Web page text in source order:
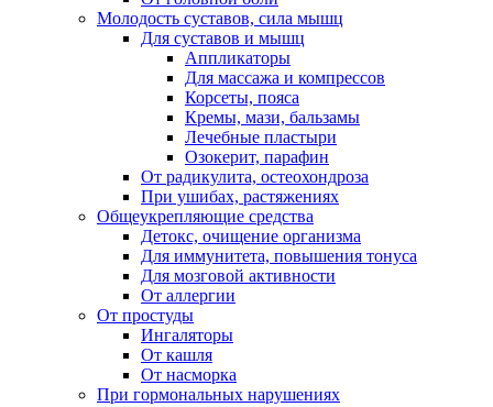
Молодость суставов, сила мышц
Для суставов и мышц
Аппликаторы
Для массажа и компрессов
Корсеты, пояса
Кремы, мази, бальзамы
Лечебные пластыри
Озокерит, парафин
От радикулита, остеохондроза
При ушибах, растяжениях
Общеукрепляющие средства
Детокс, очищение организма
Для иммунитета, повышения тонуса
Для мозговой активности
От аллергии
От простуды
Ингаляторы
От кашля
От насморка
При гормональных нарушениях